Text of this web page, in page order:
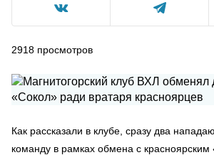
2918 просмотров
Как рассказали в клубе, сразу два
команду в рамках обмена с